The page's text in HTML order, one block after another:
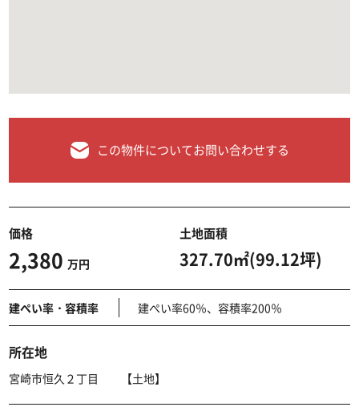
この物件についてお問い合わせする
価格
2,380 万円
土地面積
327.70㎡(99.12坪)
建ぺい率・容積率 建ぺい率60％、容積率200％
所在地
宮崎市恒久２丁目 【土地】